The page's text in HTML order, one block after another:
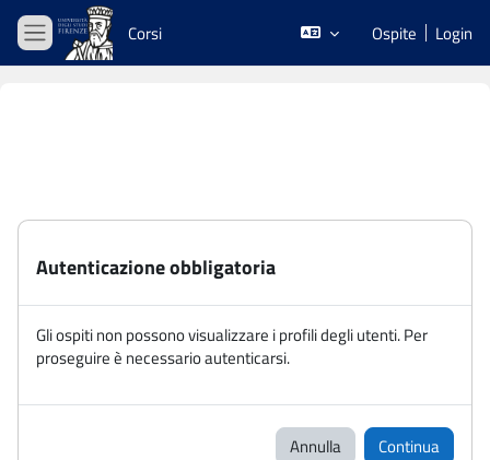
Vai al contenuto principale
Pannello laterale
Corsi Ospite Login
Autenticazione obbligatoria
Gli ospiti non possono visualizzare i profili degli utenti. Per
proseguire è necessario autenticarsi.
Annulla Continua